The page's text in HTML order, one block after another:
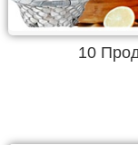
10